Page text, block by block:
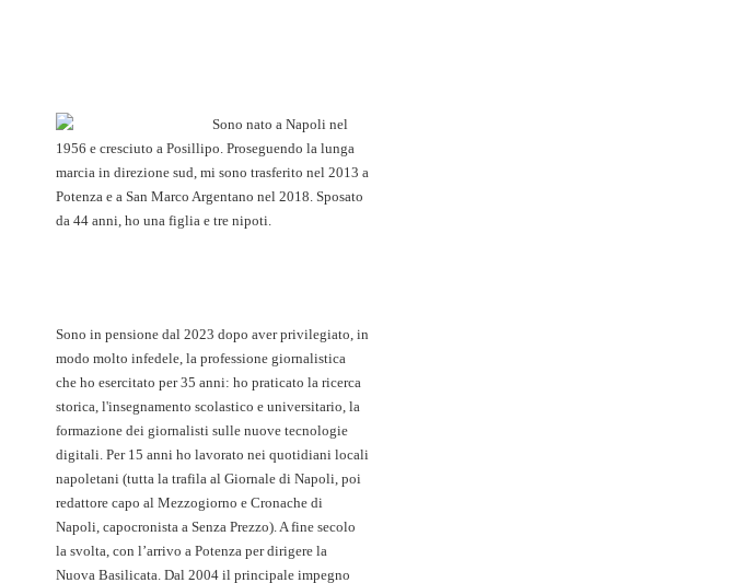
Sono nato a Napoli nel
1956 e cresciuto a Posillipo. Proseguendo la lunga
marcia in direzione sud, mi sono trasferito nel 2013 a
Potenza e a San Marco Argentano nel 2018. Sposato
da 44 anni, ho una figlia e tre nipoti.
Sono in pensione dal 2023 dopo aver privilegiato, in
modo molto infedele, la professione giornalistica
che ho esercitato per 35 anni: ho praticato la ricerca
storica, l'insegnamento scolastico e universitario, la
formazione dei giornalisti sulle nuove tecnologie
digitali. Per 15 anni ho lavorato nei quotidiani locali
napoletani (tutta la trafila al Giornale di Napoli, poi
redattore capo al Mezzogiorno e Cronache di
Napoli, capocronista a Senza Prezzo). A fine secolo
la svolta, con l’arrivo a Potenza per dirigere la
Nuova Basilicata. Dal 2004 il principale impegno